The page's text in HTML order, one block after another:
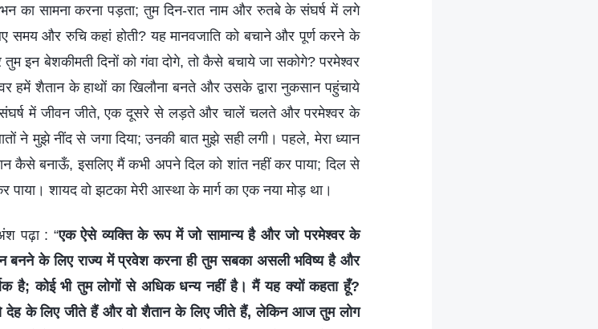
का सामना करना पड़ता; तुम दिन-रात नाम और रुतबे के संघर्ष में लगे
और रुचि कहां होती? यह मानवजाति को बचाने और पूर्ण करने के
इन बेशकीमती दिनों को गंवा दोगे, तो कैसे बचाये जा सकोगे? परमेश्वर
हमें शैतान के हाथों का खिलौना बनते और उसके द्वारा नुकसान पहुंचाये
में जीवन जीते, एक दूसरे से लड़ते और चालें चलते और परमेश्वर के
ने मुझे नींद से जगा दिया; उनकी बात मुझे सही लगी। पहले, मेरा ध्यान
कैसे बनाऊँ, इसलिए मैं कभी अपने दिल को शांत नहीं कर पाया; दिल से
शायद वो झटका मेरी आस्था के मार्ग का एक नया मोड़ था।
पढ़ा : “एक ऐसे व्यक्ति के रूप में जो सामान्य है और जो परमेश्वर के
के लिए राज्य में प्रवेश करना ही तुम सबका असली भविष्य है और
है; कोई भी तुम लोगों से अधिक धन्य नहीं है। मैं यह क्यों कहता हूँ?
देह के लिए जीते हैं और वो शैतान के लिए जीते हैं, लेकिन आज तुम लोग